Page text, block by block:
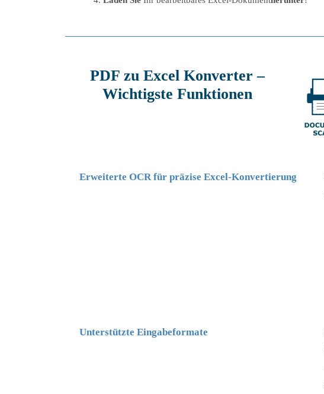
PDF zu Excel Konverter –
Wichtigste Funktionen
Erweiterte OCR für präzise Excel-Konvertierung
Unterstützte Eingabeformate